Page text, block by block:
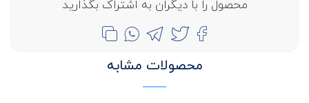
محصول را با دیگران به اشتراک بگذارید
محصولات مشابه